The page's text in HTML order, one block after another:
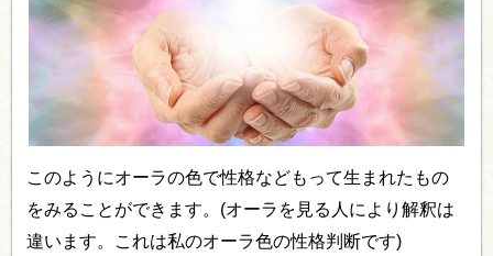
このようにオーラの色で性格などもって生まれたもの
をみることができます。(オーラを見る人により解釈は
違います。これは私のオーラ色の性格判断です)